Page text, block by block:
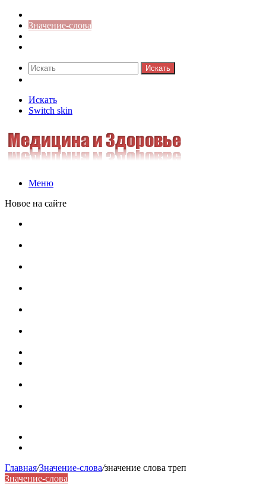
Значение-слова
Искать
Искать
Switch skin
Меню
Новое на сайте
Главная/Значение-слова/значение слова треп
Значение-слова